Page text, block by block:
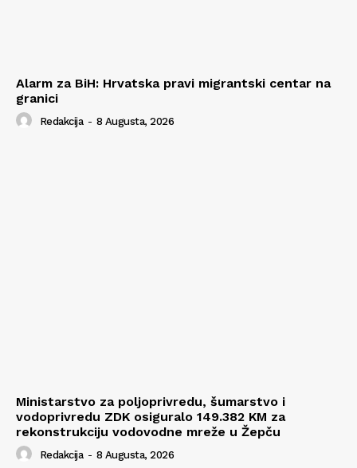
Alarm za BiH: Hrvatska pravi migrantski centar na
granici
Redakcija - 8 Augusta, 2026
Ministarstvo za poljoprivredu, šumarstvo i
vodoprivredu ZDK osiguralo 149.382 KM za
rekonstrukciju vodovodne mreže u Žepču
Redakcija - 8 Augusta, 2026